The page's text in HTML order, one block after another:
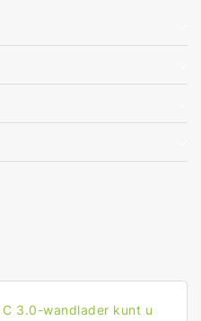
1
3.0-wandlader kunt u